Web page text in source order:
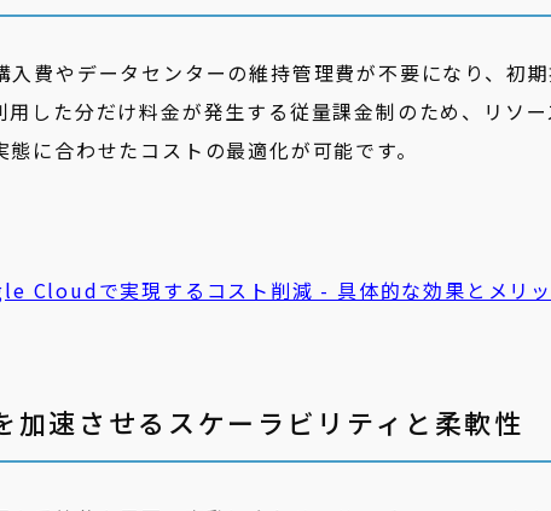
入費やデータセンターの維持管理費が不要になり、初
用した分だけ料金が発生する従量課金制のため、リソ
に合わせたコストの最適化が可能です。
Cloudで実現するコスト削減 - 具体的な効果とメリ
速させるスケーラビリティと柔軟性